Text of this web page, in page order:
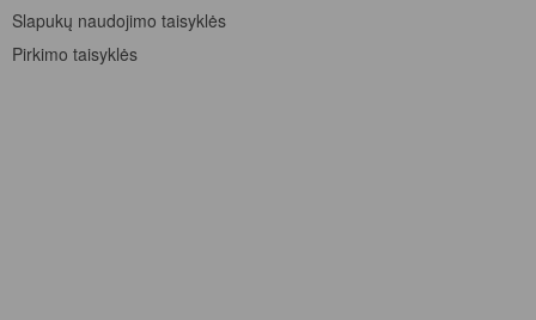
Slapukų naudojimo taisyklės
Pirkimo taisyklės